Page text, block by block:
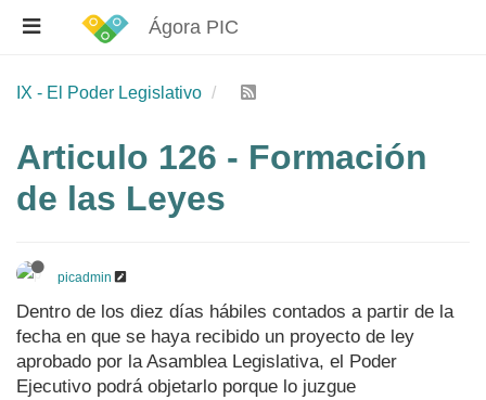
Ágora PIC
IX - El Poder Legislativo
Articulo 126 - Formación
de las Leyes
picadmin
Dentro de los diez días hábiles contados a partir de la
fecha en que se haya recibido un proyecto de ley
aprobado por la Asamblea Legislativa, el Poder
Ejecutivo podrá objetarlo porque lo juzgue